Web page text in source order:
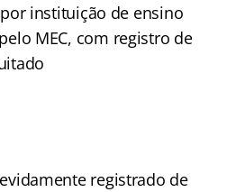
instituição de ensino
MEC, com registro de
registrado de